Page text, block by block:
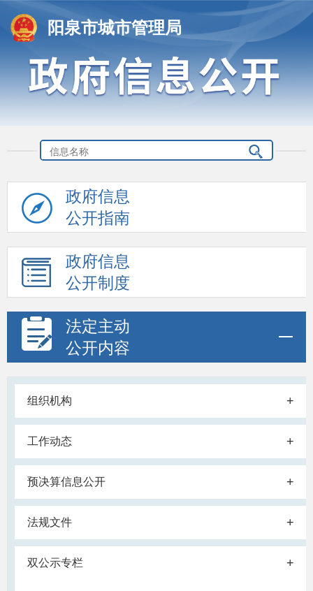
阳泉市城市管理局
政府信息
公开指南
政府信息
公开制度
法定主动
公开内容
组织机构 +
工作动态 +
预决算信息公开 +
法规文件 +
双公示专栏 +